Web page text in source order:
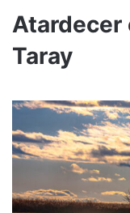
Atardecer
Taray